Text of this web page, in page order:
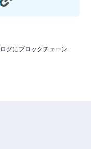
グにブロックチェーン